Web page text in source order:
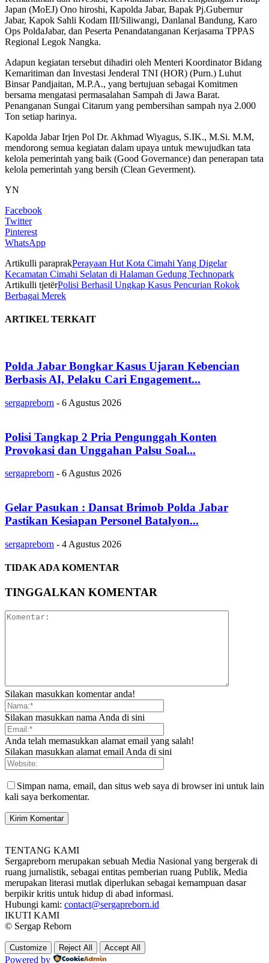
Japan (MoEJ) Ono hiroshi, Kapolda Jabar, Bapak Pj.Gubernur
Jabar, Kapok Sahli Kodam III/Siliwangi, Danlanal Bandung, Karo
Ops PoldaJabar, dan Peserta Penandatanganan Kerjasama TPPAS
Regional Legok Nangka.
Adapun kegiatan tersebut dihadiri oleh Menteri Koordinator Bidang
Kemaritiman dan Investasi Jenderal TNI (HOR) (Purn.) Luhut
Binsar Pandjaitan, M.P.A., yang bertujuan sebagai Komitmen
bersama mengatasi permasalahan Sampah di Jawa Barat.
Penanganan Sungai Citarum yang pembersihan sampah nya 2.000
Ton setiap harinya.
Kapolda Jabar Irjen Pol Dr. Akhmad Wiyagus, S.IK., M.Si. M.M,
mendorong semua kegiatan dalam upaya untuk mewujudkan tata
kelola pemerintah yang baik (Good Governance) dan penerapan tata
kelola pemerintah yang bersih (Clean Geverment).
YN
Facebook
Twitter
Pinterest
WhatsApp
Artikulli paraprakPerayaan Hut Kota Cimahi Yang Digelar
Kecamatan Cimahi Selatan di Halaman Gedung Technopark
Artikulli tjetërPolisi Berhasil Ungkap Kasus Pencurian Rokok
Berbagai Merek
ARTIKEL TERKAIT
Polda Jabar Bongkar Kasus Ujaran Kebencian
Berbasis AI, Pelaku Cari Engagement...
sergapreborn - 6 Agustus 2026
Polisi Tangkap 2 Pria Pengunggah Konten
Provokasi dan Unggahan Palsu Soal...
sergapreborn - 6 Agustus 2026
Gelar Pasukan : Dansat Brimob Polda Jabar
Pastikan Kesiapan Personel Batalyon...
sergapreborn - 4 Agustus 2026
TIDAK ADA KOMENTAR
TINGGALKAN KOMENTAR
Silakan masukkan komentar anda!
Silakan masukkan nama Anda di sini
Anda telah memasukkan alamat email yang salah!
Silakan masukkan alamat email Anda di sini
Simpan nama, email, dan situs web saya di browser ini untuk lain
kali saya berkomentar.
TENTANG KAMI
Sergapreborn merupakan sebuah Media Nasional yang bergerak di
ruang jurnalistik, sebagai entitas pemberian ruang Publik, Media
merupakan literasi mutlak diperlukan sebagai kemampuan dasar
berpikir kritis untuk hidup di abad informasi.
Hubungi kami: contact@sergapreborn.id
IKUTI KAMI
© Sergap Reborn
Customize Reject All Accept All
Powered by